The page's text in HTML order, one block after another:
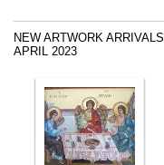
NEW ARTWORK ARRIVALS
APRIL 2023